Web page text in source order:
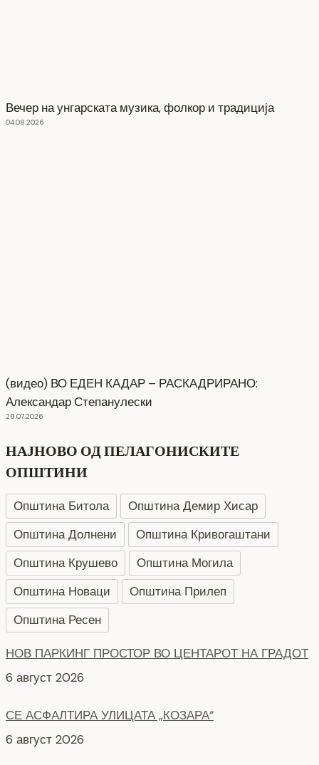
Вечер на унгарската музика, фолкор и традиција
04.08.2026
(видео) ВО ЕДЕН КАДАР – РАСКАДРИРАНО:
Александар Степанулески
29.07.2026
НАЈНОВО ОД ПЕЛАГОНИСКИТЕ
ОПШТИНИ
Општина Битола
Општина Демир Хисар
Општина Долнени
Општина Кривогаштани
Општина Крушево
Општина Могила
Општина Новаци
Општина Прилеп
Општина Ресен
НОВ ПАРКИНГ ПРОСТОР ВО ЦЕНТАРОТ НА ГРАДОТ
6 август 2026
СЕ АСФАЛТИРА УЛИЦАТА „КОЗАРА“
6 август 2026